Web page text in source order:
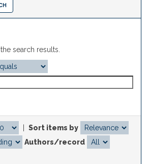
search results.
Sort items by
Authors/record